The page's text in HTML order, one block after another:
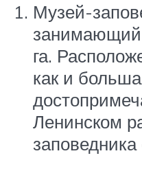
Музей-
занимающий
га.
как и
Ленинском
заповедника